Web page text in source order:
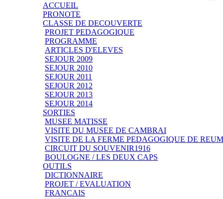
ACCUEIL
PRONOTE
CLASSE DE DECOUVERTE
PROJET PEDAGOGIQUE
PROGRAMME
ARTICLES D'ELEVES
SEJOUR 2009
SEJOUR 2010
SEJOUR 2011
SEJOUR 2012
SEJOUR 2013
SEJOUR 2014
SORTIES
MUSEE MATISSE
VISITE DU MUSEE DE CAMBRAI
VISITE DE LA FERME PEDAGOGIQUE DE
CIRCUIT DU SOUVENIR1916
BOULOGNE / LES DEUX CAPS
OUTILS
DICTIONNAIRE
PROJET / EVALUATION
FRANCAIS